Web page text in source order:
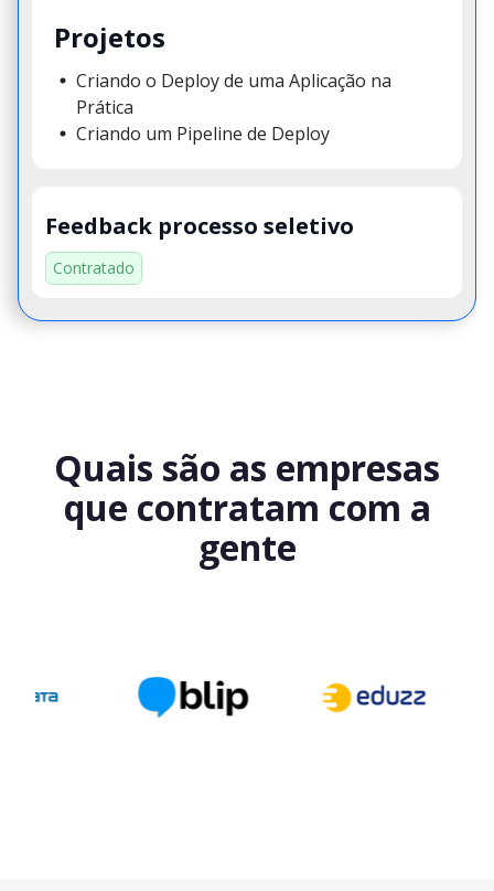
Projetos
Criando o Deploy de uma Aplicação na
Prática
Criando um Pipeline de Deploy
Feedback processo seletivo
Contratado
Quais são as empresas
que contratam com a
gente